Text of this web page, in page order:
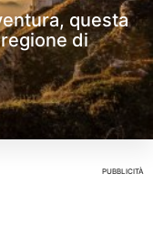
questa
di
PUBBLICITÀ